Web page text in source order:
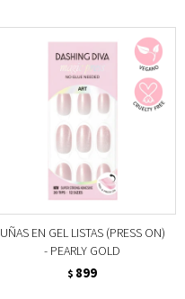
UÑAS EN GEL LISTAS (PRESS ON)
- PEARLY GOLD
$ 899